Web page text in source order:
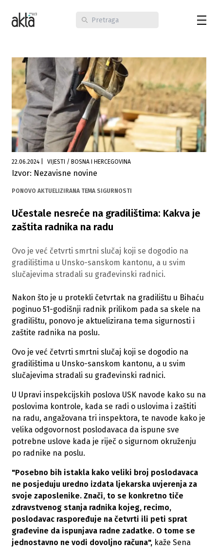
22.06.2024 VIJESTI / BOSNA I HERCEGOVINA
Izvor: Nezavisne novine
PONOVO AKTUELIZIRANA TEMA SIGURNOSTI
Učestale nesreće na gradilištima: Kakva je
zaštita radnika na radu
Ovo je već četvrti smrtni slučaj koji se dogodio na
gradilištima u Unsko-sanskom kantonu, a u svim
slučajevima stradali su građevinski radnici.
Nakon što je u protekli četvrtak na gradilištu u Bihaću
poginuo 51-godišnji radnik prilikom pada sa skele na
gradilištu, ponovo je aktuelizirana tema sigurnosti i
zaštite radnika na poslu.
Ovo je već četvrti smrtni slučaj koji se dogodio na
gradilištima u Unsko-sanskom kantonu, a u svim
slučajevima stradali su građevinski radnici.
U Upravi inspekcijskih poslova USK navode kako su na
poslovima kontrole, kada se radi o uslovima i zaštiti
na radu, angažovana tri inspektora, te navode kako je
velika odgovornost poslodavaca da ispune sve
potrebne uslove kada je riječ o sigurnom okruženju
po radnike na poslu.
"Posebno bih istakla kako veliki broj poslodavaca
ne posjeduju uredno izdata ljekarska uvjerenja za
svoje zaposlenike. Znači, to se konkretno tiče
zdravstvenog stanja radnika kojeg, recimo,
poslodavac raspoređuje na četvrti ili peti sprat
građevine da ispunjava radne zadatke. O tome se
jednostavno ne vodi dovoljno računa", kaže Sena